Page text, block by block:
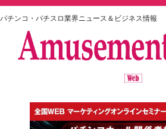
パチンコ・パチスロ業界ニュース＆ビジネス情報